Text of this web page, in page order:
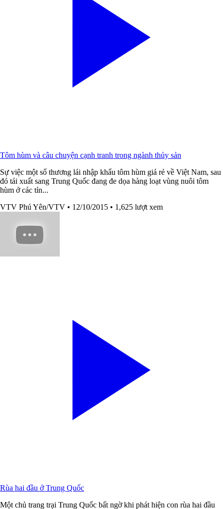
Tôm hùm và câu chuyện cạnh tranh trong ngành thủy sản
Sự việc một số thương lái nhập khẩu tôm hùm giá rẻ về Việt Nam, sau
đó tái xuất sang Trung Quốc đang đe dọa hàng loạt vùng nuôi tôm
hùm ở các tỉn...
VTV Phú Yên/VTV • 12/10/2015 • 1,625 lượt xem
Rùa hai đầu ở Trung Quốc
Một chủ trang trại Trung Quốc bất ngờ khi phát hiện con rùa hai đầu